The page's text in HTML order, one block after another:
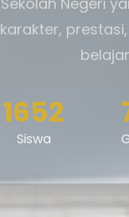
karakter,
1652
Siswa